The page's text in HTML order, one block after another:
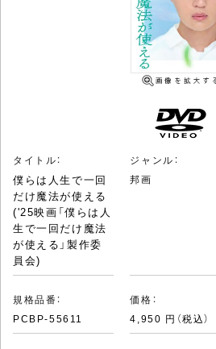
タイトル：
僕らは人生で一回
だけ魔法が使える
('25映画「僕らは人
生で一回だけ魔法
が使える」製作委
員会)
ジャンル：
邦画
規格品番：
PCBP-55611
価格：
4,950 円（税込）